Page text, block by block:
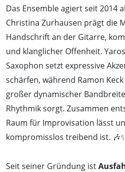
Das Ensemble agiert seit 2014
Christina Zurhausen prägt die
Handschrift an der Gitarre,
und klanglicher Offenheit.
Saxophon setzt expressive
schärfen, während Ramon
großer dynamischer
Rhythmik sorgt. Zusammen
Raum für Improvisation lässt
kompromisslos treibend ist.
Seit seiner Gründung ist